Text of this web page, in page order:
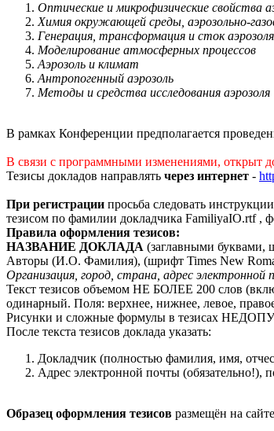
Оптические и микрофизические свойства
Химия окружающей среды, аэрозольно-
Генерация, трансформация и сток аэрозоля
Моделирование атмосферных процессов
Аэрозоль и климат
Антропогенный аэрозоль
Методы и средства исследования аэрозоля
В рамках Конференции предполагается
В связи с программными изменениями, открыт
Тезисы докладов направлять через интернет -
При регистрации просьба следовать
тезисом по фамилии докладчика FamiliyaIO.rtf ,
Правила оформления тезисов:
НАЗВАНИЕ ДОКЛАДА (заглавными буквами,
Авторы (И.О. Фамилия), (шрифт Times New
Организация, город, страна, адрес
Текст тезисов объемом НЕ БОЛЕЕ 200 слов
одинарный. Поля: верхнее, нижнее, левое,
Рисунки и сложные формулы в тезисах
После текста тезисов доклада указать:
Докладчик (полностью фамилия, имя,
Адрес электронной почты (обязательно!),
Образец оформления тезисов размещён на